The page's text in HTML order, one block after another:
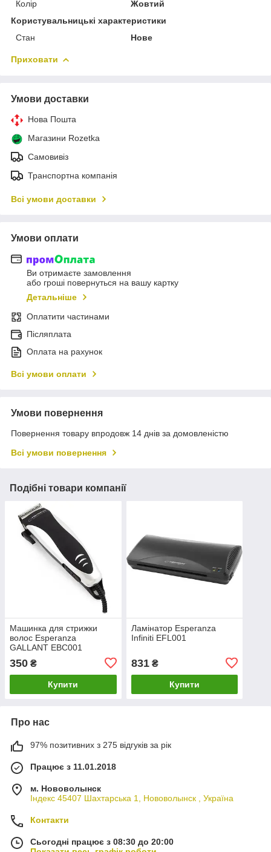
Колір
Жовтий
Користувальницькі характеристики
Стан
Нове
Приховати
Умови доставки
Нова Пошта
Магазини Rozetka
Самовивіз
Транспортна компанія
Всі умови доставки
Умови оплати
Ви отримаєте замовлення
або гроші повернуться на вашу картку
Детальніше
Оплатити частинами
Післяплата
Оплата на рахунок
Всі умови оплати
Умови повернення
Повернення товару впродовж 14 днів за домовленістю
Всі умови повернення
Подібні товари компанії
Машинка для стрижки
волос Esperanza
GALLANT EBC001
350 ₴
Купити
Ламінатор Esperanza
Infiniti EFL001
831₴
Купити
Про нас
97% позитивних з 275 відгуків за рік
Працює з 11.01.2018
м. Нововолынск
Індекс 45407 Шахтарська 1, Нововолынск , Україна
Контакти
Сьогодні працює з 08:30 до 20:00